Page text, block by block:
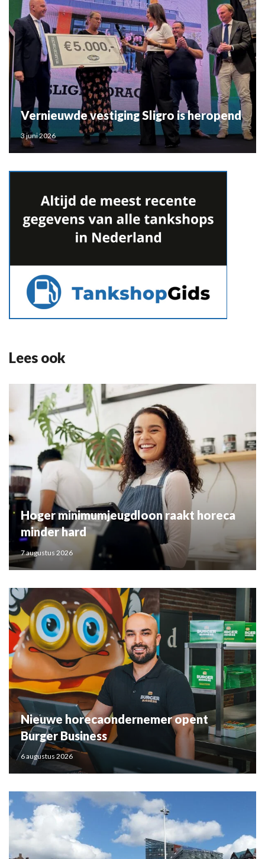
Vernieuwde vestiging Sligro is heropend
3 juni 2026
Lees ook
Hoger minimumjeugdloon raakt horeca
minder hard
7 augustus 2026
Nieuwe horecaondernemer opent
Burger Business
6 augustus 2026